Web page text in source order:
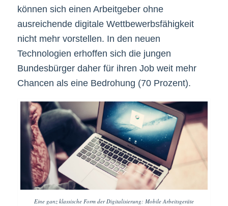
können sich einen Arbeitgeber ohne
ausreichende digitale Wettbewerbsfähigkeit
nicht mehr vorstellen. In den neuen
Technologien erhoffen sich die jungen
Bundesbürger daher für ihren Job weit mehr
Chancen als eine Bedrohung (70 Prozent).
Eine ganz klassische Form der Digitalisierung: Mobile Arbeitsgeräte